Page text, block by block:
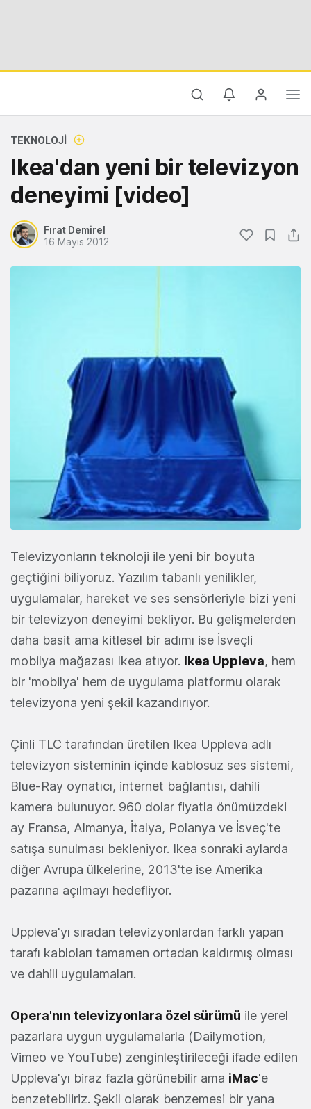
TEKNOLOJI
Ikea'dan yeni bir televizyon
deneyimi [video]
Fırat Demirel
16 Mayıs 2012
Televizyonların teknoloji ile yeni bir boyuta
geçtiğini biliyoruz. Yazılım tabanlı yenilikler,
uygulamalar, hareket ve ses sensörleriyle bizi yeni
bir televizyon deneyimi bekliyor. Bu gelişmelerden
daha basit ama kitlesel bir adımı ise İsveçli
mobilya mağazası Ikea atıyor. Ikea Uppleva, hem
bir 'mobilya' hem de uygulama platformu olarak
televizyona yeni şekil kazandırıyor.
Çinli TLC tarafından üretilen Ikea Uppleva adlı
televizyon sisteminin içinde kablosuz ses sistemi,
Blue-Ray oynatıcı, internet bağlantısı, dahili
kamera bulunuyor. 960 dolar fiyatla önümüzdeki
ay Fransa, Almanya, İtalya, Polanya ve İsveç'te
satışa sunulması bekleniyor. Ikea sonraki aylarda
diğer Avrupa ülkelerine, 2013'te ise Amerika
pazarına açılmayı hedefliyor.
Uppleva'yı sıradan televizyonlardan farklı yapan
tarafı kabloları tamamen ortadan kaldırmış olması
ve dahili uygulamaları.
Opera'nın televizyonlara özel sürümü ile yerel
pazarlara uygun uygulamalarla (Dailymotion,
Vimeo ve YouTube) zenginleştirileceği ifade edilen
Uppleva'yı biraz fazla görünebilir ama iMac'e
benzetebiliriz. Şekil olarak benzemesi bir yana